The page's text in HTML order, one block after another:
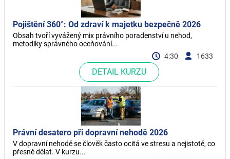
Pojištění 360°: Od zdraví k majetku bezpečně 2026
Obsah tvoří vyvážený mix právního poradenství u nehod,
metodiky správného oceňování...
4:30
1633
DETAIL KURZU
Právní desatero při dopravní nehodě 2026
V dopravní nehodě se člověk často ocitá ve stresu a nejistotě, co
přesně dělat. V kurzu...